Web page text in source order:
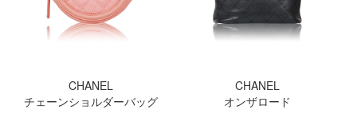
CHANEL
チェーンショルダーバッグ
CHANEL
オンザロード